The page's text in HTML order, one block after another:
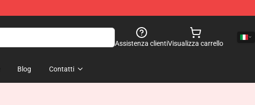
Assistenza clientiVisualizza carrello
Blog Contatti